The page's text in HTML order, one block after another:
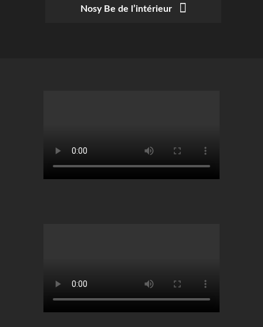
NAVIGATION
Nosy Be de l’intérieur